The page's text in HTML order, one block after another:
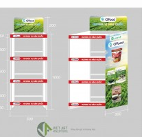
THIẾT KẾ MẪU VÀ SẢN
XUẤT LỊCH MAINETTI